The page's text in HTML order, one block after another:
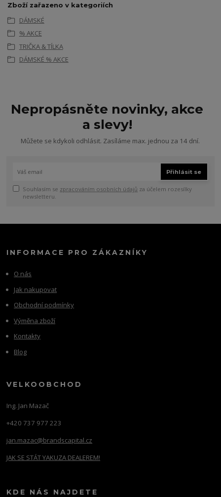
Zboží zařazeno v kategoriích
DÁMSKÉ
% AKCE
TRIČKA & TÍLKA
DÁMSKÉ % AKCE
Nepropásněte novinky, akce
a slevy!
Můžete se kdykoli odhlásit. Zasíláme max. jednou za 14 dní.
Přihlásit se
Souhlasím se zpracováním osobních údajů za účelem rozesílky
newsletteru.
INFORMACE PRO ZÁKAZNÍKY
O nás
Jak nakupovat
Obchodní podmínky
Výměna zboží
Kontakty
Blog
VELKOOBCHOD
Ing. Jan Mazač
+420 737 977 223
jan.mazac@brandscapital.cz
JAK SE STÁT YAKUZA DEALEREM!
KDE NÁS NAJDETE